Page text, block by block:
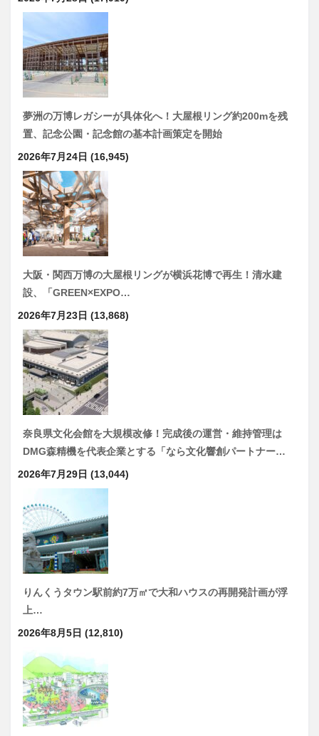
夢洲の万博レガシーが具体化へ！大屋根リング約200mを残
置、記念公園・記念館の基本計画策定を開始
2026年7月24日 (16,945)
大阪・関西万博の大屋根リングが横浜花博で再生！清水建
設、「GREEN×EXPO…
2026年7月23日 (13,868)
奈良県文化会館を大規模改修！完成後の運営・維持管理は
DMG森精機を代表企業とする「なら文化響創パートナー…
2026年7月29日 (13,044)
りんくうタウン駅前約7万㎡で大和ハウスの再開発計画が浮
上…
2026年8月5日 (12,810)